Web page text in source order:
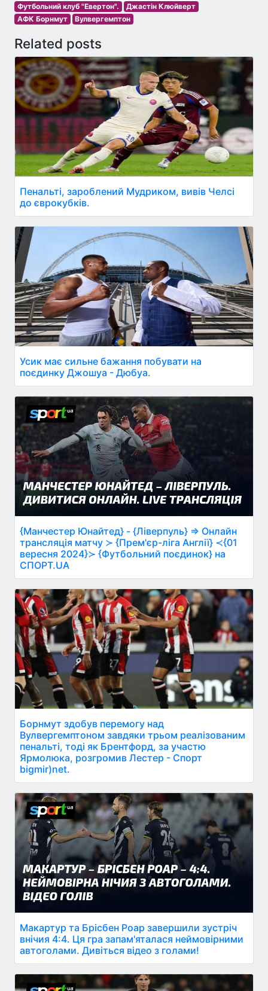
Футбольний клуб "Евертон".
Джастін Клюйверт
АФК Борнмут
Вулвергемптон
Related posts
Пенальті, зароблений Мудриком, вивів Челсі
до єврокубків.
Усик має сильне бажання побувати на
поєдинку Джошуа - Дюбуа.
{Манчестер Юнайтед} - {Ліверпуль} ⇒ Онлайн
трансляція матчу ≻ {Прем'єр-ліга Англії} ≺{01
вересня 2024}≻ {Футбольний поєдинок} на
СПОРТ.UA
Борнмут здобув перемогу над
Вулвергемптоном завдяки трьом реалізованим
пенальті, тоді як Брентфорд, за участю
Ярмолюка, розгромив Лестер - Спорт
bigmir)net.
Макартур та Брісбен Роар завершили зустріч
внічия 4:4. Ця гра запам'яталася неймовірними
автоголами. Дивіться відео з голами!